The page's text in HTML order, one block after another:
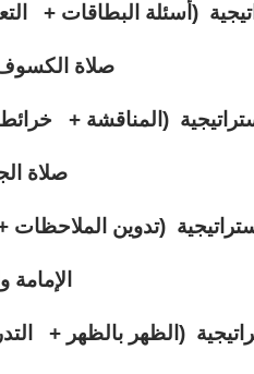
(أسئلة البطاقات +
صلاة
(المناقشة +
صلاة
(تدوين
الإمامة
(الظهر بالظهر +